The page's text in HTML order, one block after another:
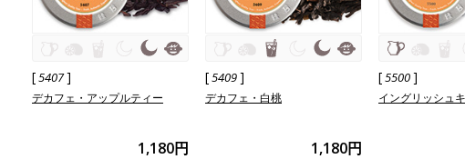
[5407]
デカフェ・アップルティー
1,180円
[5409]
デカフェ・白桃
1,180円
[5500]
イングリッシュ